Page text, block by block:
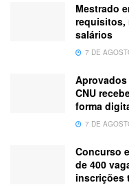
Mestrado
requisitos,
salários
7 DE
Aprovados
CNU
forma
7 DE
Concurso
de 400
inscrições